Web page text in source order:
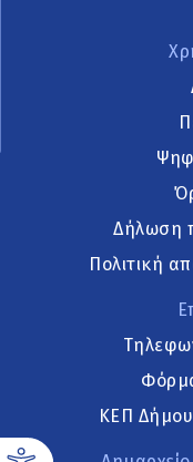
Δήλωση
Πολιτική
ΚΕΠ